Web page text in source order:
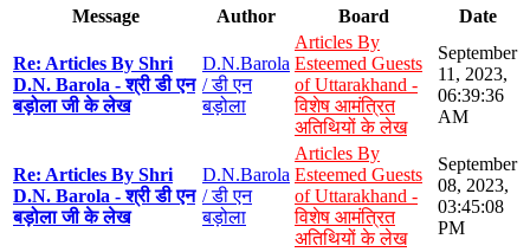
Message Author Board Date
Re: Articles By Shri
D.N. Barola - श्री डी एन
बड़ोला जी के लेख
D.N.Barola
/ डी एन
बड़ोला
Articles By
Esteemed Guests
of Uttarakhand -
विशेष आमंत्रित
अतिथियों के लेख
September
11, 2023,
06:39:36
AM
Re: Articles By Shri
D.N. Barola - श्री डी एन
बड़ोला जी के लेख
D.N.Barola
/ डी एन
बड़ोला
Articles By
Esteemed Guests
of Uttarakhand -
विशेष आमंत्रित
अतिथियों के लेख
September
08, 2023,
03:45:08
PM